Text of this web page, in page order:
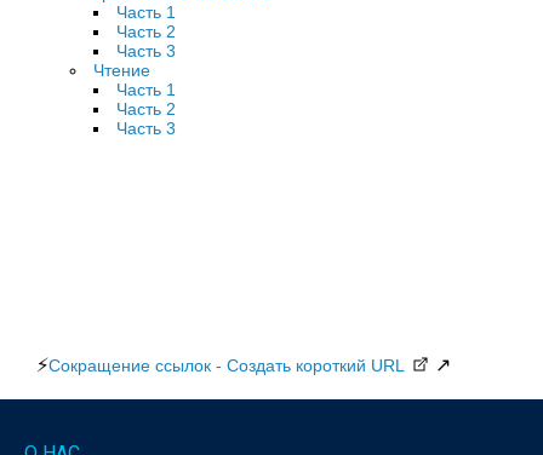
Часть 1
Часть 2
Часть 3
Чтение
Часть 1
Часть 2
Часть 3
⚡Сокращение ссылок - Создать короткий URL ↗